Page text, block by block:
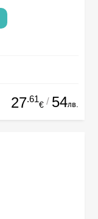
27.61
€ / 54лв.